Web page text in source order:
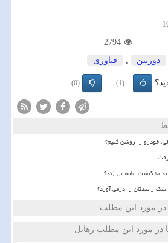
2794
دوربین , فناوری
(1)
(0)
خودرو را روشن کنیم؟
به کیفیت لطمه می زند؟
رانندگان را درمی آورد؟
در مورد این مطلب
در مورد این مطلب رهاتل